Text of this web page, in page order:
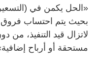
«الحل يكمن في (التسعير
بحيث يتم احتساب فروق
لاتزال قيد التنفيذ، من
مستحقة أو أرباح